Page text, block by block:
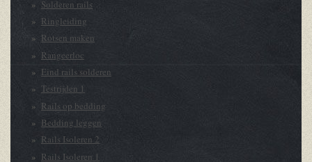
Solderen rails
Ringleiding
Rotsen maken
Rangeerloc
Eind rails solderen
Testrijden 1
Rails op bedding
Bedding leggen
Rails Isoleren 2
Rails Isoleren 1